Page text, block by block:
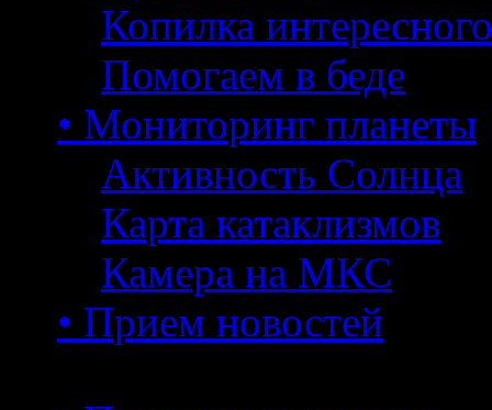
Копилка интересного
Помогаем в беде
• Мониторинг планеты
Активность Солнца
Карта катаклизмов
Камера на МКС
• Прием новостей